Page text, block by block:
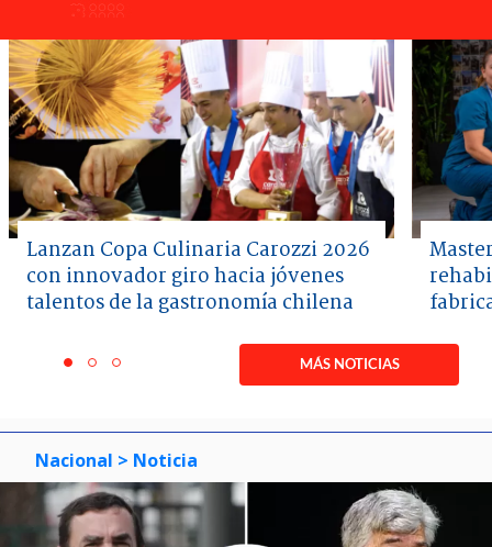
Lanzan Copa Culinaria Carozzi 2026
con innovador giro hacia jóvenes
talentos de la gastronomía chilena
itemitemitem
MÁS NOTICIAS
Nacional > Noticia